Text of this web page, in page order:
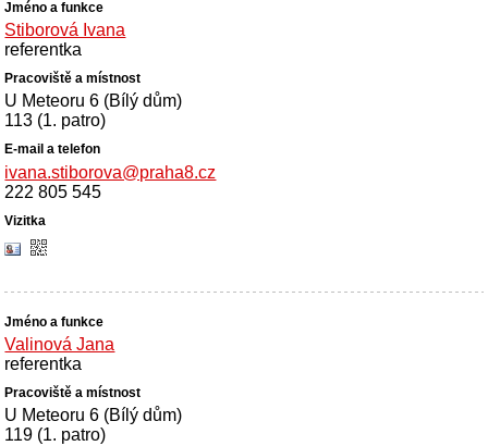
Stiborová Ivana
referentka
U Meteoru 6 (Bílý dům)
113 (1. patro)
ivana.stiborova@praha8.cz
222 805 545
Valinová Jana
referentka
U Meteoru 6 (Bílý dům)
119 (1. patro)